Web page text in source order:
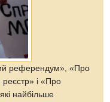
референдум», «Про
і «Про
найбільше